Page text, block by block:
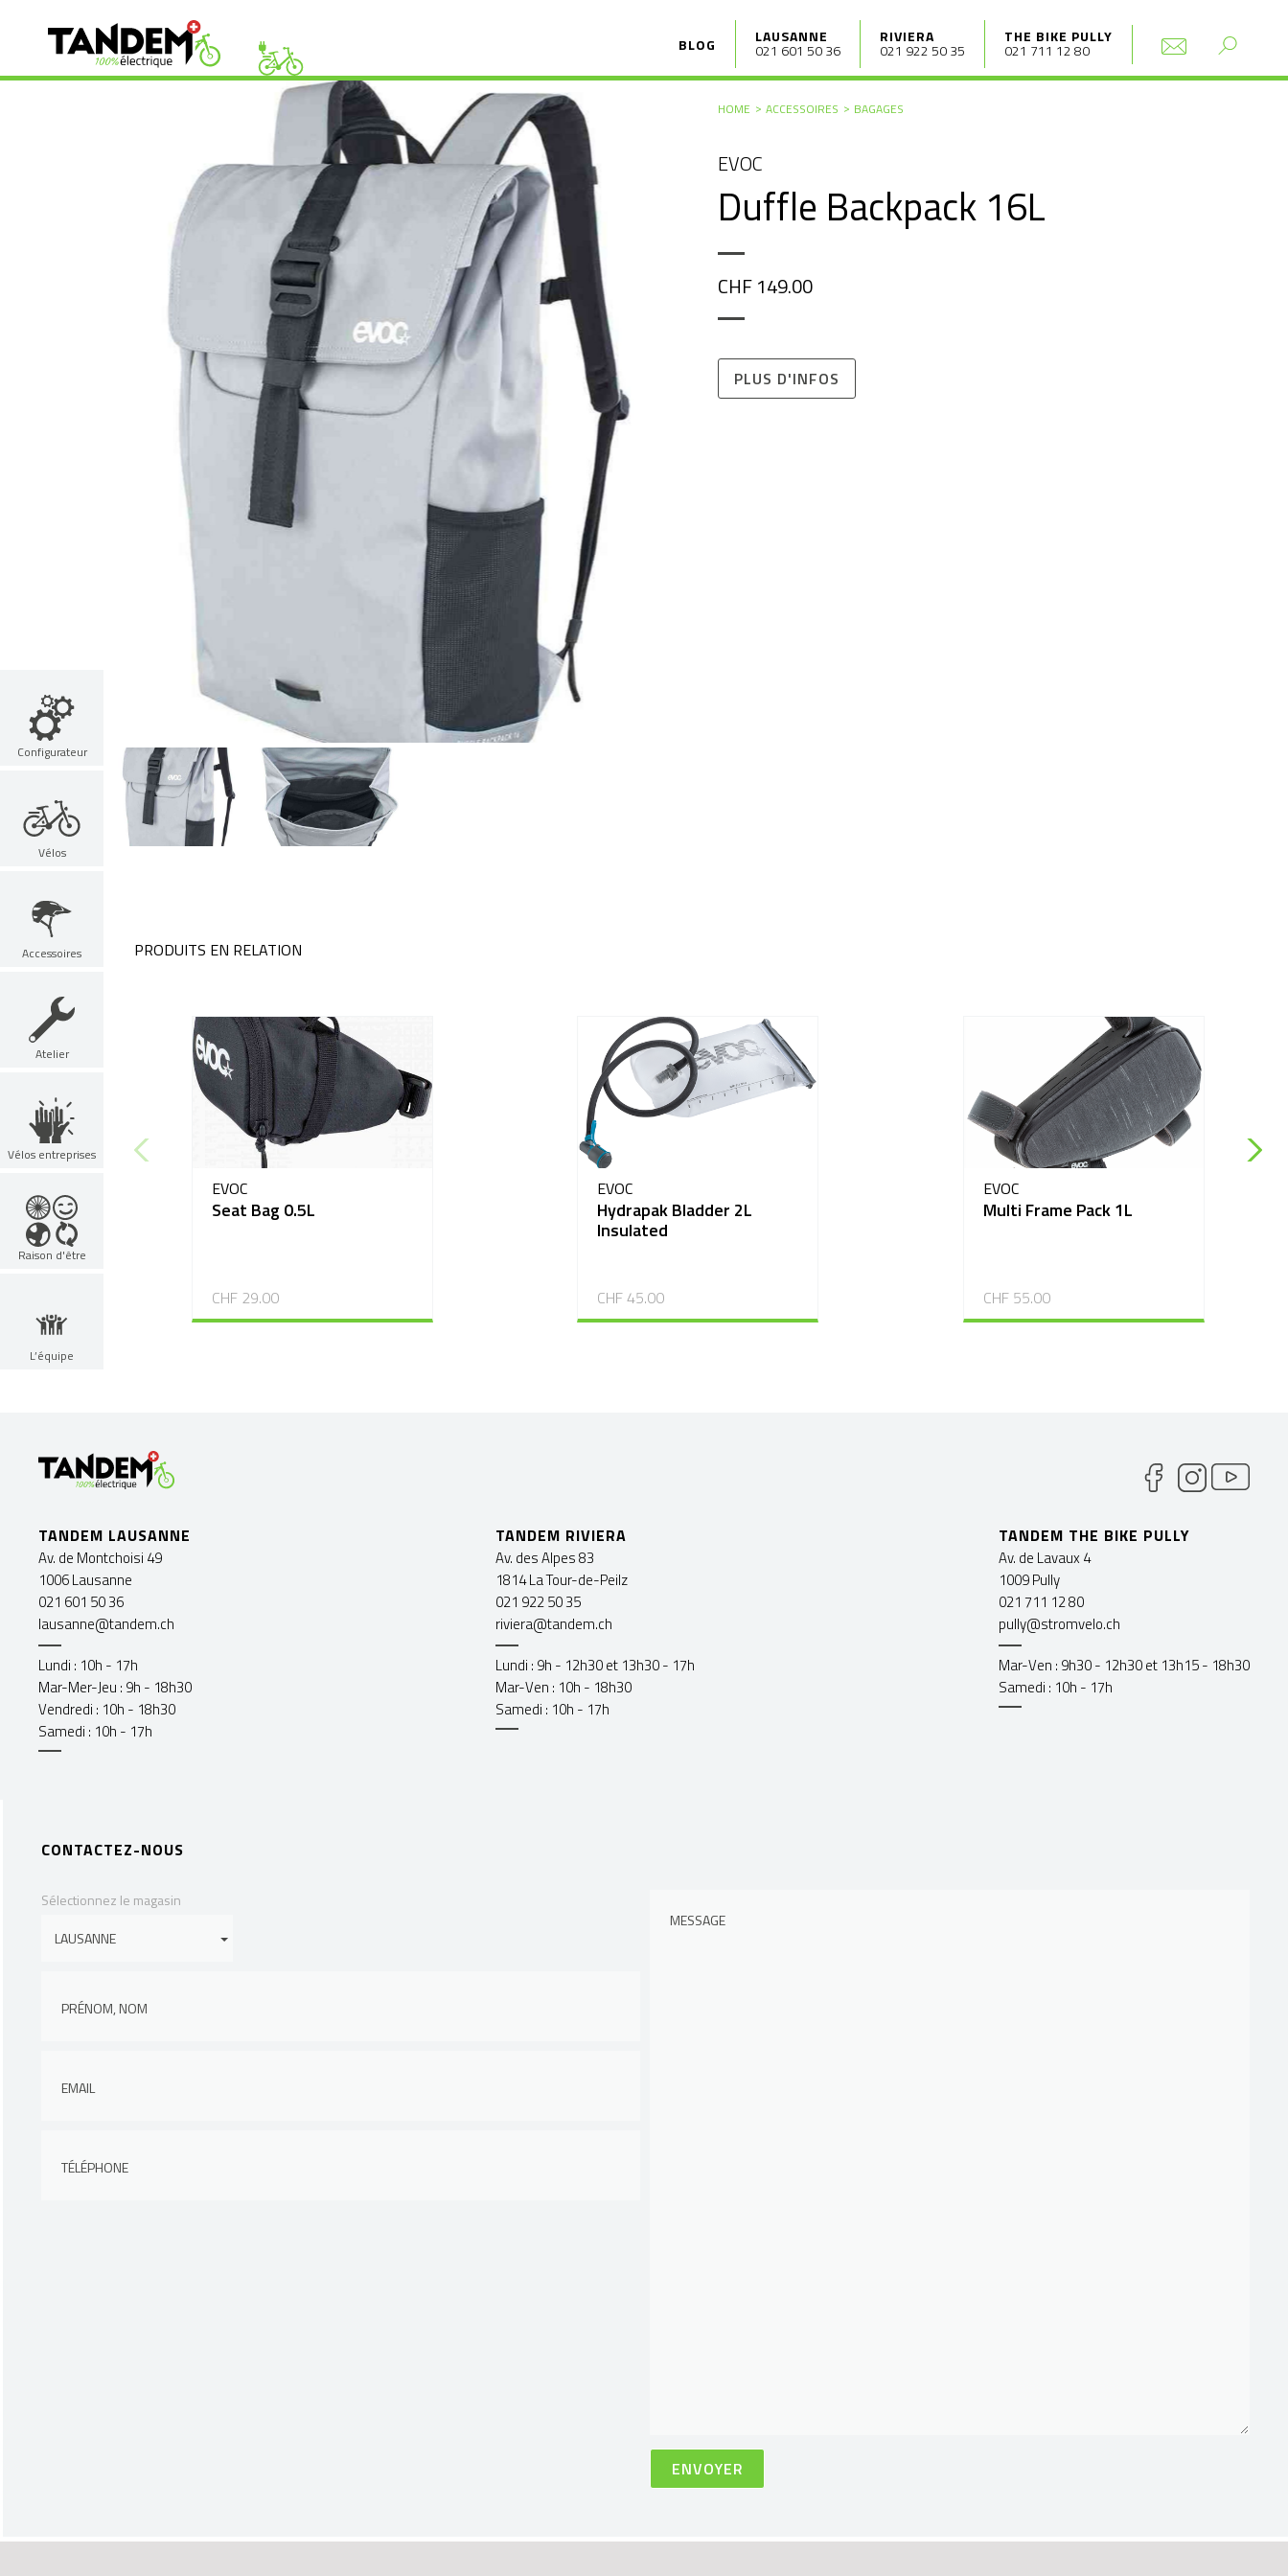
BLOG LAUSANNE
021 601 50 36
RIVIERA
021 922 50 35
THE BIKE PULLY
021 711 12 80
Configurateur
Vélos
Accessoires
Atelier
Vélos entreprises
Raison d'être
L’équipe
HOME ACCESSOIRES BAGAGES
EVOC
Duffle Backpack 16L
CHF 149.00
PLUS D'INFOS
PRODUITS EN RELATION
EVOC
Seat Bag 0.5L
CHF 29.00
EVOC
Hydrapak Bladder 2L
Insulated
CHF 45.00
EVOC
Multi Frame Pack 1L
CHF 55.00
TANDEM LAUSANNE
Av. de Montchoisi 49
1006 Lausanne
021 601 50 36
lausanne@tandem.ch
Lundi : 10h - 17h
Mar-Mer-Jeu : 9h - 18h30
Vendredi : 10h - 18h30
Samedi : 10h - 17h
TANDEM RIVIERA
Av. des Alpes 83
1814 La Tour-de-Peilz
021 922 50 35
riviera@tandem.ch
Lundi : 9h - 12h30 et 13h30 - 17h
Mar-Ven : 10h - 18h30
Samedi : 10h - 17h
TANDEM THE BIKE PULLY
Av. de Lavaux 4
1009 Pully
021 711 12 80
pully@stromvelo.ch
Mar-Ven : 9h30 - 12h30 et 13h15 - 18h30
Samedi : 10h - 17h
CONTACTEZ-NOUS
Sélectionnez le magasin